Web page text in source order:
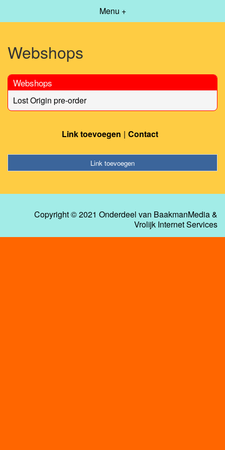
Menu +
Webshops
Webshops
Lost Origin pre-order
Link toevoegen Contact
Link toevoegen
Copyright © 2021 Onderdeel van BaakmanMedia&
Vrolijk Internet Services